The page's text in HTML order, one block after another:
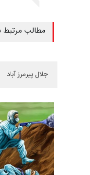
مطالب مرتبط